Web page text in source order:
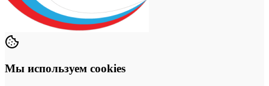
Мы используем cookies